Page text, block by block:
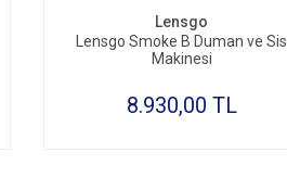
Lensgo
Lensgo Smoke B Duman ve Sis
Makinesi
8.930,00 TL